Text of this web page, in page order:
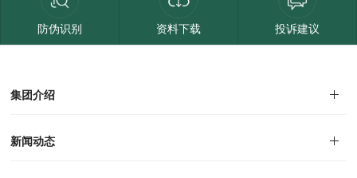
防伪识别 资料下载 投诉建议
集团介绍
集团介绍
企业文化
人才招聘
商学院
VR全景展厅
董事长介绍
新闻动态